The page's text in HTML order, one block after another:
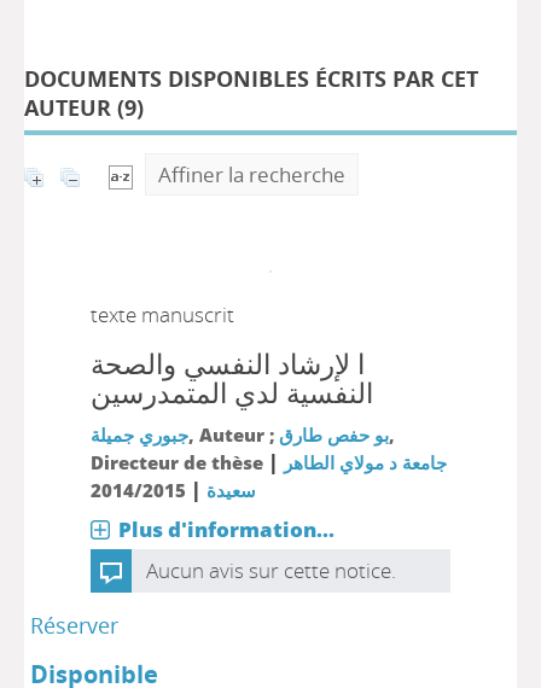
DOCUMENTS DISPONIBLES ÉCRITS PAR CET
AUTEUR (9)
Affiner la recherche
texte manuscrit
ا لإرشاد النفسي والصحة
النفسية لدي المتمدرسين
جبوري جميلة, Auteur ; بو حفص طارق,
Directeur de thèse | جامعة د مولاي الطاهر
سعيدة |
2014/2015
Plus d'information...
Aucun avis sur cette notice.
Réserver
Disponible